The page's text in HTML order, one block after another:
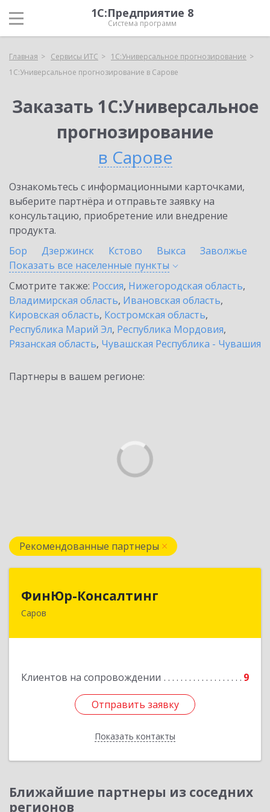
1С:Предприятие 8
Система программ
Главная Сервисы ИТС
1С:Универсальное прогнозирование
1С:Универсальное прогнозирование в Сарове
Заказать 1С:Универсальное
прогнозирование
в Сарове
Ознакомьтесь с информационными карточками,
выберите партнёра и отправьте заявку на
консультацию, приобретение или внедрение
продукта.
Бор
Дзержинск Кстово Выкса
Заволжье
Показать все населенные пункты
Смотрите также: Россия, Нижегородская область,
Владимирская область, Ивановская область,
Кировская область, Костромская область,
Республика Марий Эл, Республика Мордовия,
Рязанская область, Чувашская Республика - Чувашия
Партнеры в вашем регионе:
Рекомендованные партнеры
ФинЮр-Консалтинг
Саров
Клиентов на сопровождении 9
Отправить заявку
Показать контакты
Отправить заявку
Назад
Ближайшие партнеры из соседних
регионов